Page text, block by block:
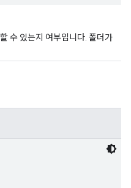
수 있는지 여부입니다. 폴더가